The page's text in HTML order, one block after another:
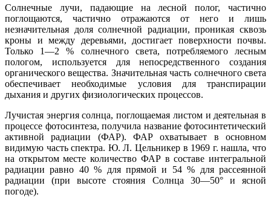
Солнечные лучи, падающие на лесной полог, частично
поглощаются, частично отражаются от него и лишь
незначительная доля солнечной радиации, проникая сквозь
кроны и между деревьями, достигает поверхности почвы.
Только 1—2 % солнечного света, потребляемого лесным
пологом, используется для непосредственного создания
органического вещества. Значительная часть солнечного света
обеспечивает необходимые условия для транспирации
дыхания и других физиологических процессов.
Лучистая энергия солнца, поглощаемая листом и деятельная в
процессе фотосинтеза, получила название фотосинтетический
активной радиации (ФАР). ФАР охватывает в основном
видимую часть спектра. Ю. Л. Цельникер в 1969 г. нашла, что
на открытом месте количество ФАР в составе интегральной
радиации равно 40 % для прямой и 54 % для рассеянной
радиации (при высоте стояния Солнца 30—50° и ясной
погоде).